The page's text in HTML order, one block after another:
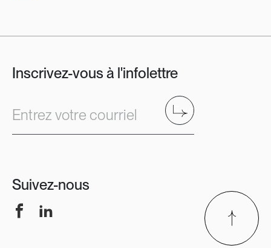
Inscrivez-vous à l'infolettre
Entrez votre courriel Envoyer
Suivez-nous
FacebookLinkedIn